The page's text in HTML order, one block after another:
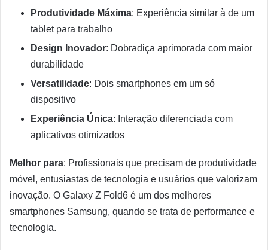
Produtividade Máxima: Experiência similar à de um
tablet para trabalho
Design Inovador: Dobradiça aprimorada com maior
durabilidade
Versatilidade: Dois smartphones em um só
dispositivo
Experiência Única: Interação diferenciada com
aplicativos otimizados
Melhor para: Profissionais que precisam de produtividade
móvel, entusiastas de tecnologia e usuários que valorizam
inovação. O Galaxy Z Fold6 é um dos melhores
smartphones Samsung, quando se trata de performance e
tecnologia.